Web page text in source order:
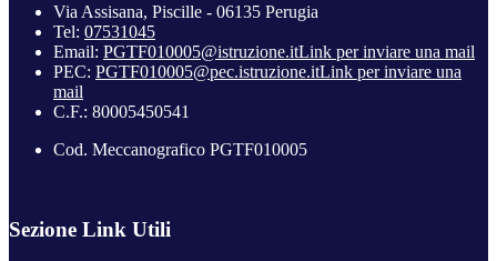
Via Assisana, Piscille - 06135 Perugia
Tel: 07531045
Email: PGTF010005@istruzione.itLink per inviare una mail
PEC: PGTF010005@pec.istruzione.itLink per inviare una
mail
C.F.: 80005450541
Cod. Meccanografico PGTF010005
Sezione Link Utili